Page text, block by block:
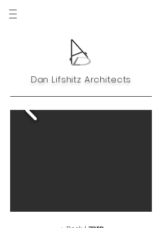
Dan Lifshitz Architects